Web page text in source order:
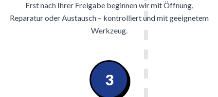
Erst nach Ihrer Freigabe beginnen wir mit Öffnung,
Reparatur oder Austausch – kontrolliert und mit geeignetem
Werkzeug.
3